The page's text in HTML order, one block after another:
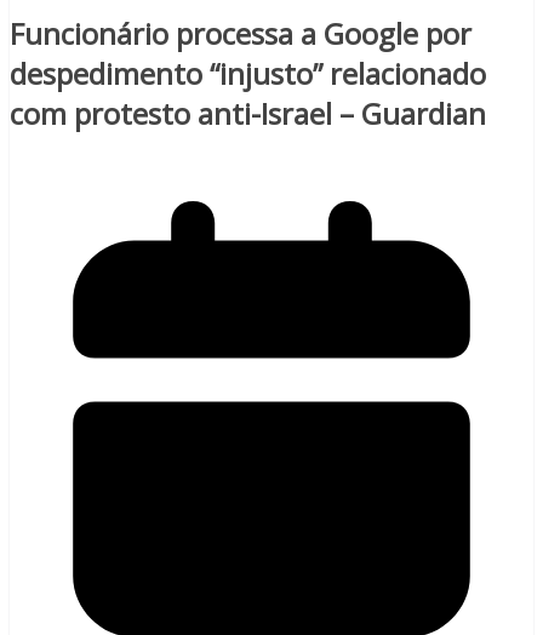
Funcionário processa a Google por
despedimento “injusto” relacionado
com protesto anti-Israel – Guardian